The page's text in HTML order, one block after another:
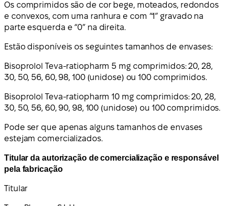
Os comprimidos são de cor bege, moteados, redondos
e convexos, com uma ranhura e com “1” gravado na
parte esquerda e “0” na direita.
Estão disponíveis os seguintes tamanhos de envases:
Bisoprolol Teva-ratiopharm 5 mg comprimidos: 20, 28,
30, 50, 56, 60, 98, 100 (unidose) ou 100 comprimidos.
Bisoprolol Teva-ratiopharm 10 mg comprimidos: 20, 28,
30, 50, 56, 60, 90, 98, 100 (unidose) ou 100 comprimidos.
Pode ser que apenas alguns tamanhos de envases
estejam comercializados.
Titular da autorização de comercialização e responsável
pela fabricação
Titular